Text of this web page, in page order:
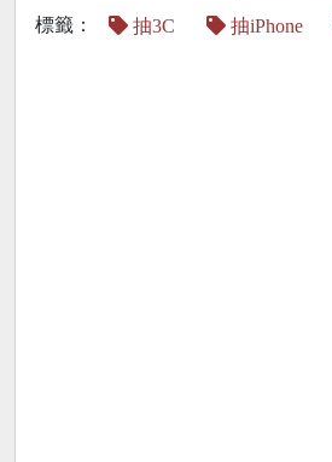
標籤：
抽3C 抽iPhone